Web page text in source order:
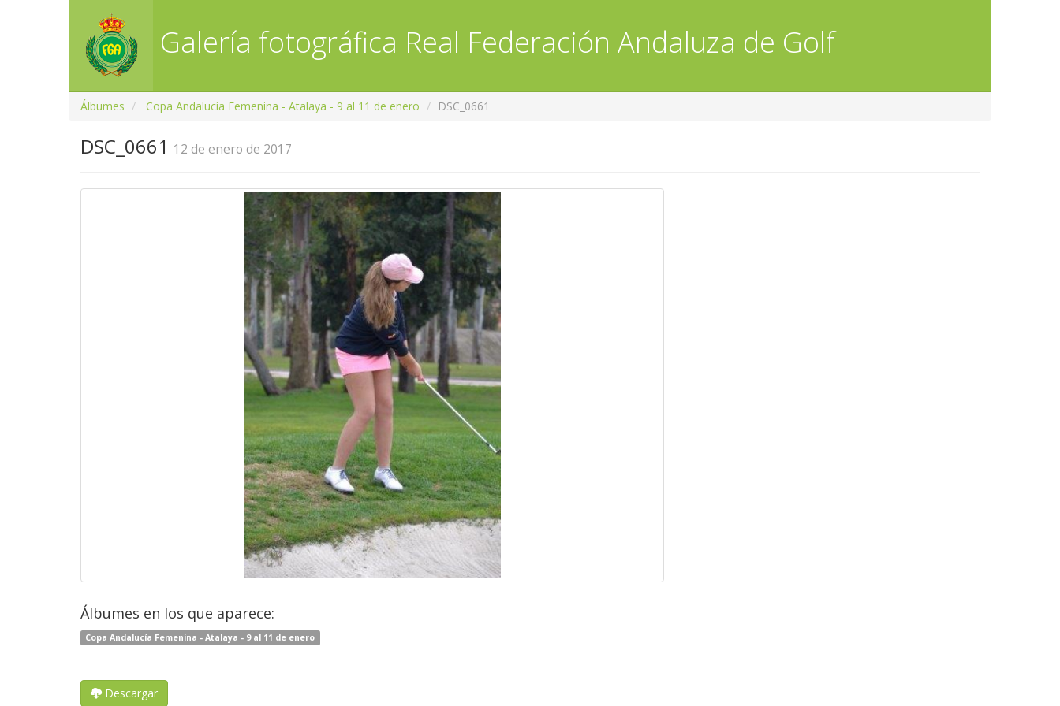
Galería fotográfica Real Federación Andaluza de Golf
Álbumes Copa Andalucía Femenina - Atalaya - 9 al 11 de enero DSC_0661
DSC_0661 12 de enero de 2017
Álbumes en los que aparece:
Copa Andalucía Femenina - Atalaya - 9 al 11 de enero
Descargar